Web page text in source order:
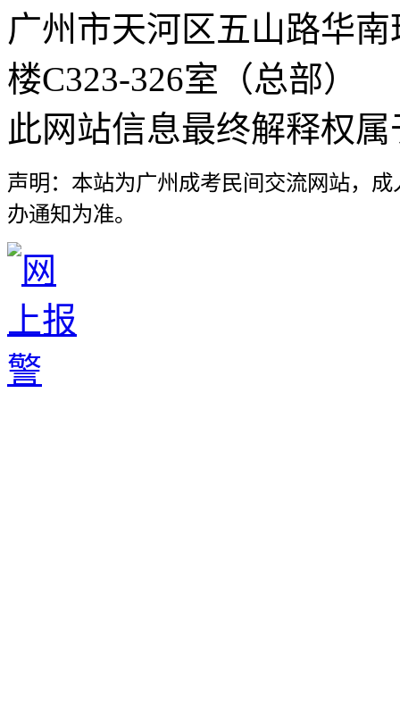
广州市天河区五山路华
楼C323-326室（总部）
此网站信息最终解释权
声明：本站为广州成考民间交流网站，
办通知为准。